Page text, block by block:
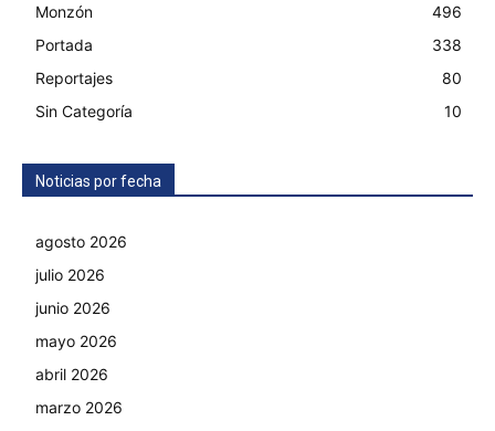
Monzón
496
Portada
338
Reportajes
80
Sin Categoría
10
Noticias por fecha
agosto 2026
julio 2026
junio 2026
mayo 2026
abril 2026
marzo 2026